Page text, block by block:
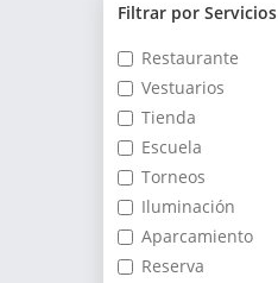
Filtrar por Servicios
Restaurante
Vestuarios
Tienda
Escuela
Torneos
Iluminación
Aparcamiento
Reserva